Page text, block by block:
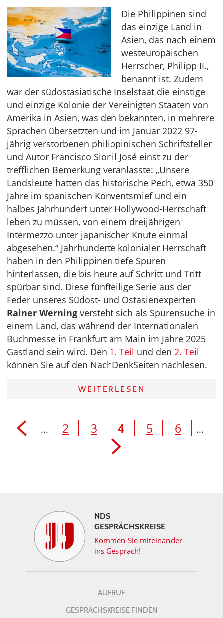
Die Philippinen sind
das einzige Land in
Asien, das nach einem
westeuropäischen
Herrscher, Philipp II.,
benannt ist. Zudem
war der südostasiatische Inselstaat die einstige
und einzige Kolonie der Vereinigten Staaten von
Amerika in Asien, was den bekannten, in mehrere
Sprachen übersetzten und im Januar 2022 97-
jährig verstorbenen philippinischen Schriftsteller
und Autor Francisco Sionil José einst zu der
trefflichen Bemerkung veranlasste: „Unsere
Landsleute hatten das historische Pech, etwa 350
Jahre im spanischen Konventsmief und ein
halbes Jahrhundert unter Hollywood-Herrschaft
leben zu müssen, von einem dreijährigen
Intermezzo unter japanischer Knute einmal
abgesehen.“ Jahrhunderte kolonialer Herrschaft
haben in den Philippinen tiefe Spuren
hinterlassen, die bis heute auf Schritt und Tritt
spürbar sind. Diese fünfteilige Serie aus der
Feder unseres Südost- und Ostasienexperten
Rainer Werning versteht sich als Spurensuche in
einem Land, das während der Internationalen
Buchmesse in Frankfurt am Main im Jahre 2025
Gastland sein wird. Den 1. Teil und den 2. Teil
können Sie auf den NachDenkSeiten nachlesen.
WEITERLESEN
... 2 3 4 5 6 ...
NDS
GESPRÄCHSKREISE
Kommen Sie miteinander
ins Gespräch!
AUFRUF
GESPRÄCHSKREISE FINDEN